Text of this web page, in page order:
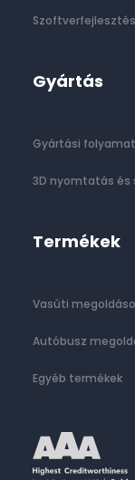
Szoftverfejlesztés
Gyártás
Gyártási folyamat
3D nyomtatás és
Termékek
Vasúti
Autóbusz
Egyéb termékek